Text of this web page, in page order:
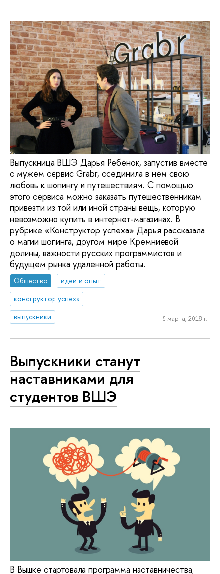
Выпускница ВШЭ Дарья Ребенок, запустив вместе
с мужем сервис Grabr, соединила в нем свою
любовь к шопингу и путешествиям. С помощью
этого сервиса можно заказать путешественникам
привезти из той или иной страны вещь, которую
невозможно купить в интернет-магазинах. В
рубрике «Конструктор успеха» Дарья рассказала
о магии шопинга, другом мире Кремниевой
долины, важности русских программистов и
будущем рынка удаленной работы.
Общество
идеи и опыт
конструктор успеха
выпускники
5 марта, 2018 г.
Выпускники станут
наставниками для
студентов ВШЭ
В Вышке стартовала программа наставничества,